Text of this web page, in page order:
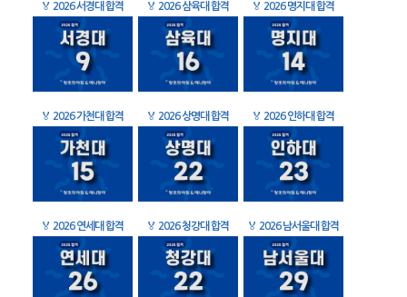
🏅 2026 서경대 합격 🏅 2026 삼육대 합격 🏅 2026 명지대 합격
🏅 2026 가천대 합격 🏅 2026 상명대 합격 🏅 2026 인하대 합격
🏅 2026 연세대 합격 🏅 2026 청강대 합격 🏅 2026 남서울대 합격